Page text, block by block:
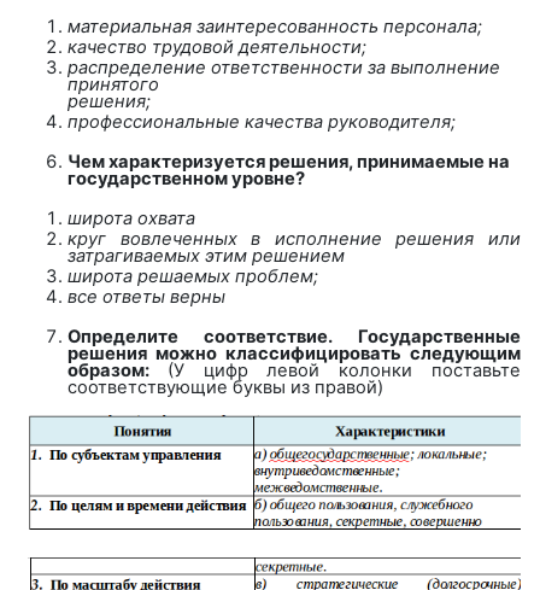
материальная заинтересованность персонала;
качество трудовой деятельности;
распределение ответственности за выполнение
принятого
решения;
профессиональные качества руководителя;
Чем характеризуется решения, принимаемые на
государственном уровне?
широта охвата
круг вовлеченных в исполнение решения или
затрагиваемых этим решением
широта решаемых проблем;
все ответы верны
Определите соответствие. Государственные
решения можно классифицировать следующим
образом: (У цифр левой колонки поставьте
соответствующие буквы из правой)